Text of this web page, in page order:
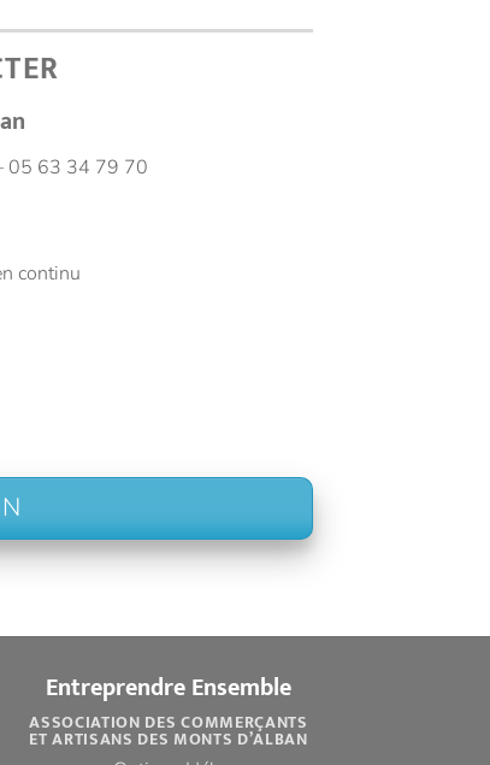
05 63 34 79 70
continu
Entreprendre Ensemble
ASSOCIATION DES COMMERÇANTS
ET ARTISANS DES MONTS D’ALBAN